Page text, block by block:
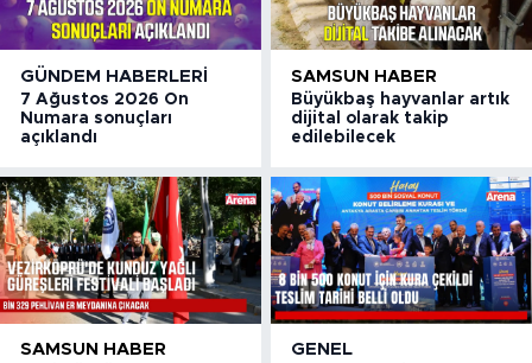
GÜNDEM HABERLERI
7 Ağustos 2026 On
Numara sonuçları
açıklandı
SAMSUN HABER
Büyükbaş hayvanlar artık
dijital olarak takip
edilebilecek
SAMSUN HABER GENEL